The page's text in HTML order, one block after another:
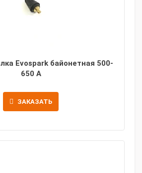
Evospark байонетная 500-
650 A
ЗАКАЗАТЬ